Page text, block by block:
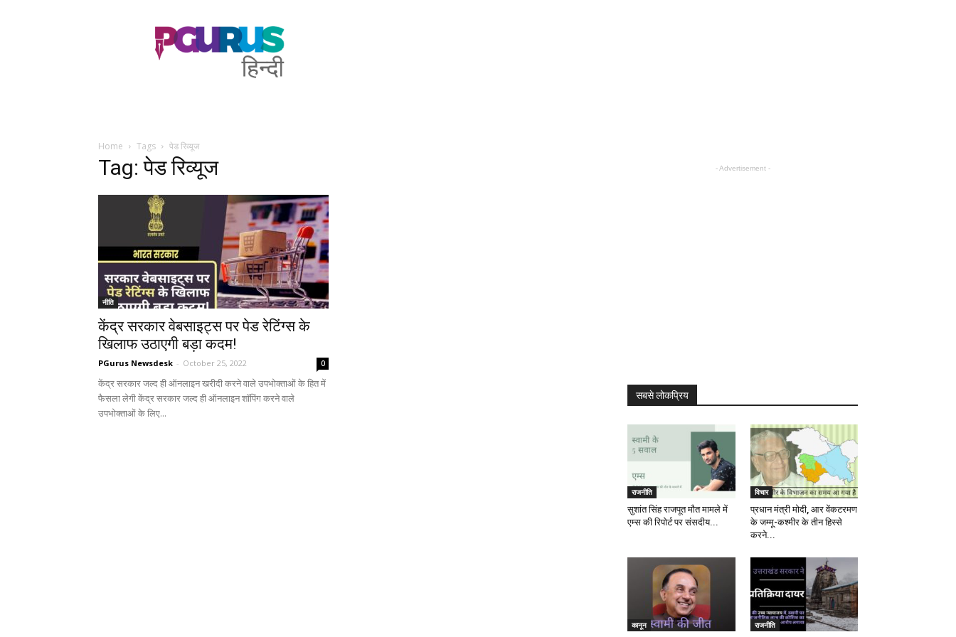
PGurus
Hindi
Home Tags पेड रिव्यूज
Tag: पेड रिव्यूज
नीति
केंद्र सरकार वेबसाइट्स पर पेड रेटिंग्स के
खिलाफ उठाएगी बड़ा कदम!
PGurus Newsdesk - October 25, 2022 0
केंद्र सरकार जल्द ही ऑनलाइन खरीदी करने वाले उपभोक्ताओं के हित में
फैसला लेगी केंद्र सरकार जल्द ही ऑनलाइन शॉपिंग करने वाले
उपभोक्ताओं के लिए...
- Advertisement -
सबसे लोकप्रिय
राजनीति
सुशांत सिंह राजपूत मौत मामले में
एम्स की रिपोर्ट पर संसदीय...
विचार
प्रधान मंत्री मोदी, आर वेंकटरमण
के जम्मू-कश्मीर के तीन हिस्से
करने...
कानून राजनीति